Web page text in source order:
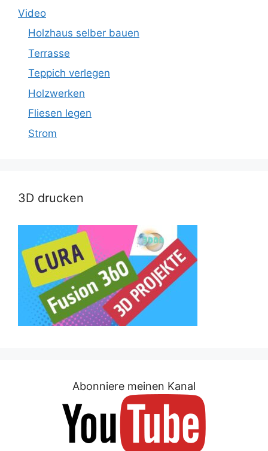
Video
Holzhaus selber bauen
Terrasse
Teppich verlegen
Holzwerken
Fliesen legen
Strom
3D drucken
Abonniere meinen Kanal